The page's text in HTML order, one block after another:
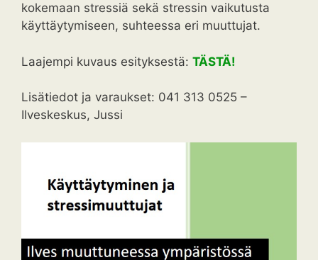
kokemaan stressiä sekä stressin vaikutusta
käyttäytymiseen, suhteessa eri muuttujat.
Laajempi kuvaus esityksestä: TÄSTÄ!
Lisätiedot ja varaukset: 041 313 0525 –
Ilveskeskus, Jussi